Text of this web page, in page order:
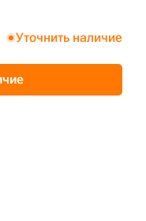
Уточнить наличие